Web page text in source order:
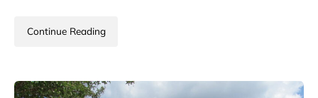
Continue Reading